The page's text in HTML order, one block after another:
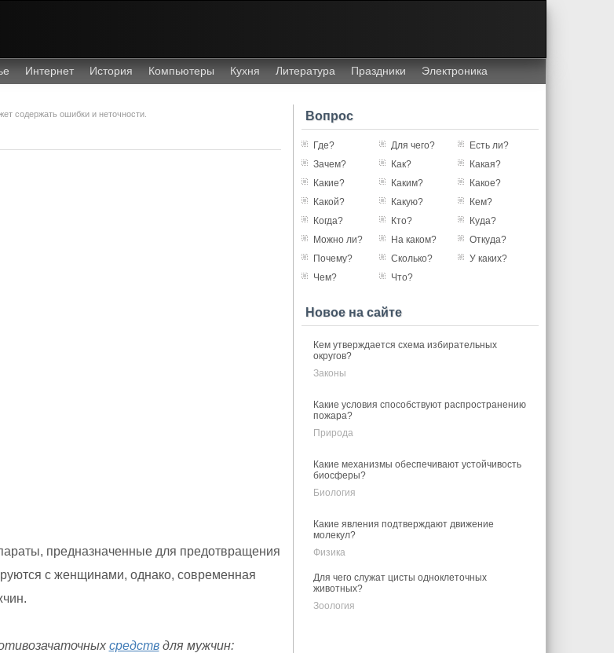
Интернет История Компьютеры Кухня Литература Праздники Электроника
содержать ошибки и неточности.
предназначенные для предотвращения
с женщинами, однако, современная
средствдля мужчин:
Вопрос
Где? Для чего?
Есть ли?
Зачем?
Как?
Какая?
Какие?
Каким?
Какое?
Какой?
Какую?
Кем?
Когда?
Кто?
Куда?
Можно ли?
На каком?
Откуда?
Почему?
Сколько?
У каких?
Чем?
Что?
Новое на сайте
Кем утверждается схема избирательных
округов?
Законы
Какие условия способствуют распространению
пожара?
Природа
Какие механизмы обеспечивают устойчивость
биосферы?
Биология
Какие явления подтверждают движение
молекул?
Физика
Для чего служат цисты одноклеточных
животных?
Зоология